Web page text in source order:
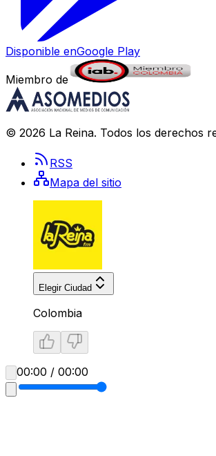
Disponible enGoogle Play
Miembro de
© 2026 La Reina. Todos los derechos
RSS
Mapa del sitio
Elegir Ciudad
Colombia
00:00 / 00:00